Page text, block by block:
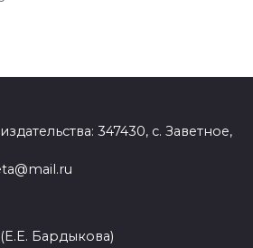
347430, с. Заветное,
Бардыкова)